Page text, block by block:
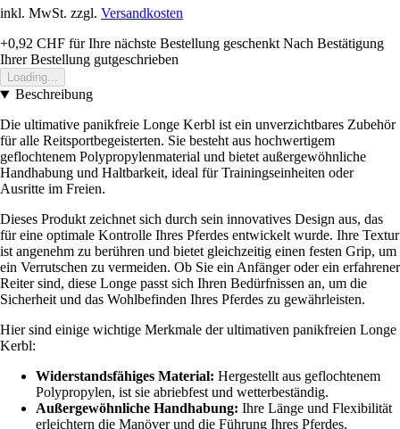
inkl. MwSt. zzgl. Versandkosten
+0,92 CHF für Ihre nächste Bestellung geschenkt Nach Bestätigung
Ihrer Bestellung gutgeschrieben
Loading...
Beschreibung
Die ultimative panikfreie Longe Kerbl ist ein unverzichtbares Zubehör
für alle Reitsportbegeisterten. Sie besteht aus hochwertigem
geflochtenem Polypropylenmaterial und bietet außergewöhnliche
Handhabung und Haltbarkeit, ideal für Trainingseinheiten oder
Ausritte im Freien.
Dieses Produkt zeichnet sich durch sein innovatives Design aus, das
für eine optimale Kontrolle Ihres Pferdes entwickelt wurde. Ihre Textur
ist angenehm zu berühren und bietet gleichzeitig einen festen Grip, um
ein Verrutschen zu vermeiden. Ob Sie ein Anfänger oder ein erfahrener
Reiter sind, diese Longe passt sich Ihren Bedürfnissen an, um die
Sicherheit und das Wohlbefinden Ihres Pferdes zu gewährleisten.
Hier sind einige wichtige Merkmale der ultimativen panikfreien Longe
Kerbl:
Widerstandsfähiges Material: Hergestellt aus geflochtenem
Polypropylen, ist sie abriebfest und wetterbeständig.
Außergewöhnliche Handhabung: Ihre Länge und Flexibilität
erleichtern die Manöver und die Führung Ihres Pferdes.